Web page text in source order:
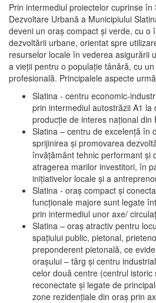
Prin intermediul proiectelor cuprinse
Dezvoltare Urbană a Municipiului
deveni un oraş compact şi verde, cu o
dezvoltării urbane, orientat spre
resurselor locale în vederea asigurării
a vieţii pentru o populaţie tânără, cu
profesională. Principalele aspecte
Slatina - centru economic-
prin intermediul autostrăzii A1 la
producţie de interes naţional din
Slatina – centru de excelenţă în
sprijinirea şi promovarea
învăţământ tehnic performant şi
atragerea marilor investitori, în
iniţiativelor locale şi a
Slatina - oraş compact şi
funcţionale majore sunt legate
prin intermediul unor axe/
Slatina – oraş atractiv pentru
spaţiului public, pietonal,
preponderent pietonală, ce
oraşului – târg şi centru
celor două centre (centrul
reconectate şi legate de
zone rezidenţiale din oraş prin